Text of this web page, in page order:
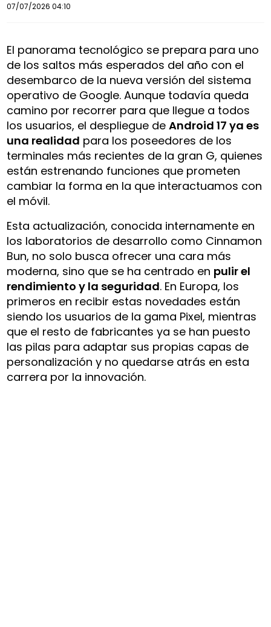
07/07/2026 04:10
El panorama tecnológico se prepara para uno
de los saltos más esperados del año con el
desembarco de la nueva versión del sistema
operativo de Google. Aunque todavía queda
camino por recorrer para que llegue a todos
los usuarios, el despliegue deAndroid 17 ya es
una realidad para los poseedores de los
terminales más recientes de la gran G, quienes
están estrenando funciones que prometen
cambiar la forma en la que interactuamos con
el móvil.
Esta actualización, conocida internamente en
los laboratorios de desarrollo como Cinnamon
Bun, no solo busca ofrecer una cara más
moderna, sino que se ha centrado en pulir el
rendimiento y la seguridad. En Europa, los
primeros en recibir estas novedades están
siendo los usuarios de la gama Pixel, mientras
que el resto de fabricantes ya se han puesto
las pilas para adaptar sus propias capas de
personalización y no quedarse atrás en esta
carrera por la innovación.